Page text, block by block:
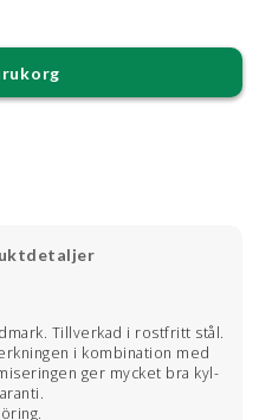
Tillverkad i rostfritt stål.
i kombination med
ger mycket bra kyl-